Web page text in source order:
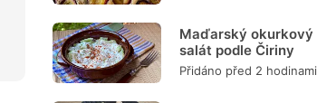
Maďarský okurkový
salát podle Čiriny
Přidáno před 2 hodinami